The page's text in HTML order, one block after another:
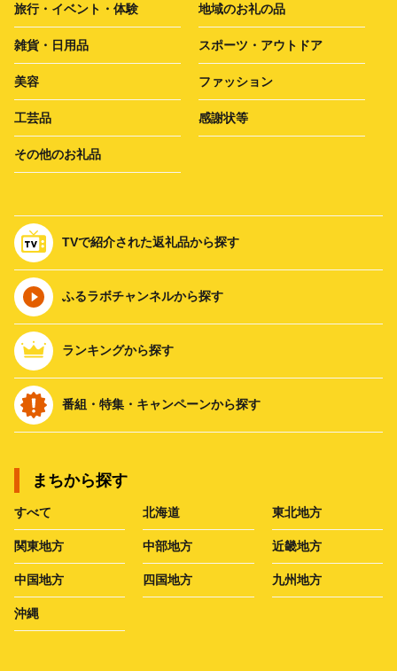
旅行・イベント・体験 地域のお礼の品
雑貨・日用品 スポーツ・アウトドア
美容 ファッション
工芸品 感謝状等
その他のお礼品
TVで紹介された返礼品から探す
ふるラボチャンネルから探す
ランキングから探す
番組・特集・キャンペーンから探す
まちから探す
すべて 北海道 東北地方
関東地方 中部地方 近畿地方
中国地方 四国地方 九州地方
沖縄